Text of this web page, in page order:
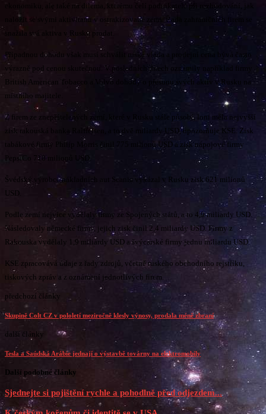
ekonomiku, ale také na dilema, kterému čelí podnikatelé při rozhodování, jak
naložit se svými aktivitami v ostrakizované zemi. Řada zahraničních firem se
snažila svá aktiva v Rusku prodat.
Případnou dohodu však musí schválit ruská vláda a prodejní cena bývá často
výrazně pod cenou skutečnou. V posledních dnech oznámily například firmy
British American Tobacco a Volvo dohody o přesunu svých aktiv v Rusku na
místního majitele.
Z firem ze znepřátelených zemí, které v Rusku stále působí, loni měla nejvyšší
zisk rakouská banka Raiffeisen, a to dvě miliardy USD, upozorňuje KSE. Zisk
tabákové firmy Philip Morris činil 775 milionů USD a zisk nápojové firmy
PepsiCo 718 milionů USD.
Švédský výrobce nákladních aut Scania vykázal v Rusku zisk 621 milionů
USD.
Podle zemí nejvíce vydělaly firmy ze Spojených států, a to 4,9 miliardy USD.
Následovaly německé firmy, jejich zisk činil 2,4 miliardy USD. Firmy z
Rakouska vydělaly 1,9 miliardy USD a švýcarské firmy jednu miliardu USD.
KSE zpracovává údaje z řady zdrojů, včetně ruského obchodního rejstříku,
tiskových zpráv a z oznámení jednotlivých firem.
předchozí články
Skupině Colt CZ v pololetí meziročně klesly výnosy, prodala méně zbraní
další články
Tesla a Saúdská Arábie jednají o výstavbě továrny na elektromobily
Další podobné články
Sjednejte si pojištění rychle a pohodlně před odjezdem...